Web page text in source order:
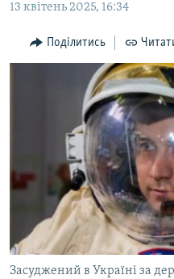
Перейти
пошукуІНТЕРВ'Ю
ВСЕ ЗА ДЕНЬ
СПЕЦПРОЕКТИ
ДЕПОРТАЦІЯ
ВІДЕОУРОКИ «ELIFBE»
СВІДЧЕННЯ ОКУПАЦІЇ
УКРАЇНСЬКА ПРОБЛЕМА КРИМУ
ІНФОГРАФІКА
ЯК ОБІЙТИ БЛОКУВАННЯ
Русский
Qırımtatar
ДОЛУЧАЙСЯ!
13 квітень 2025, 16:34
Поділитись
Засуджений в Україні за